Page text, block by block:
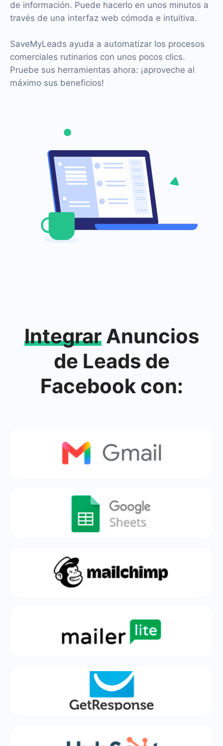
de información. Puede hacerlo en unos minutos a
través de una interfaz web cómoda e intuitiva.
SaveMyLeads ayuda a automatizar los procesos
comerciales rutinarios con unos pocos clics.
Pruebe sus herramientas ahora: ¡aproveche al
máximo sus beneficios!
IntegrarAnuncios
de Leads de
Facebook con: